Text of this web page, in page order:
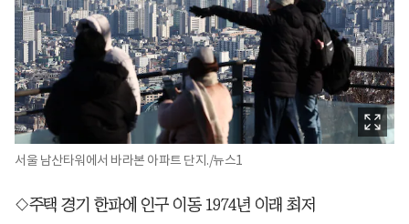
서울 남산타워에서 바라본 아파트 단지./뉴스1
◇주택 경기 한파에 인구 이동 1974년 이래 최저